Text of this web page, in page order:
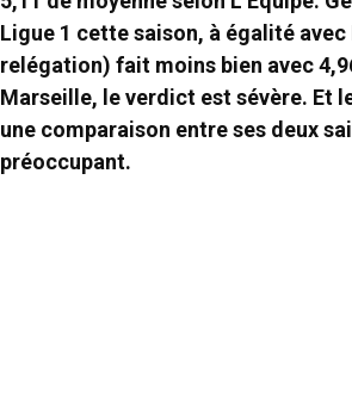
Ligue 1 cette saison, à égalité
relégation) fait moins bien avec
Marseille, le verdict est sévère. Et
une comparaison entre ses deux
préoccupant.